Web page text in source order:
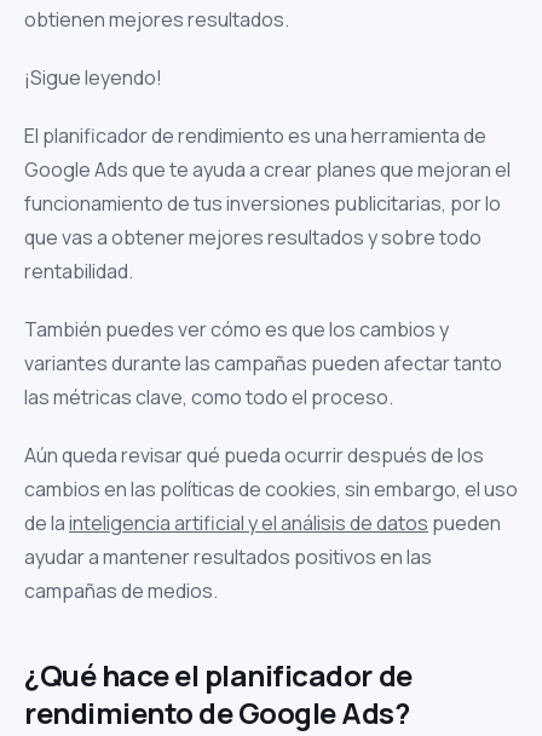
obtienen mejores resultados.
¡Sigue leyendo!
El planificador de rendimiento es una herramienta de
Google Ads que te ayuda a crear planes que mejoran el
funcionamiento de tus inversiones publicitarias, por lo
que vas a obtener mejores resultados y sobre todo
rentabilidad.
También puedes ver cómo es que los cambios y
variantes durante las campañas pueden afectar tanto
las métricas clave, como todo el proceso.
Aún queda revisar qué pueda ocurrir después de los
cambios en las políticas de cookies, sin embargo, el uso
de lainteligencia artificial y el análisis de datos pueden
ayudar a mantener resultados positivos en las
campañas de medios.
¿Qué hace el planificador de
rendimiento de Google Ads?